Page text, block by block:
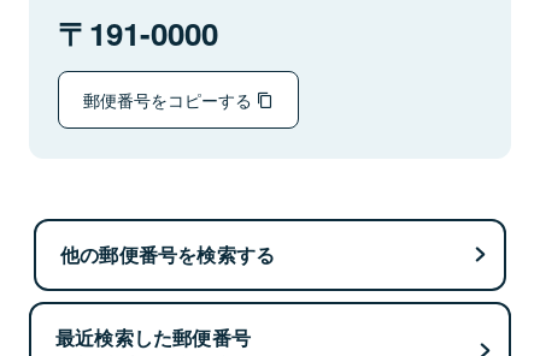
191-0000
郵便番号をコピーする
他の郵便番号を検索する
最近検索した郵便番号